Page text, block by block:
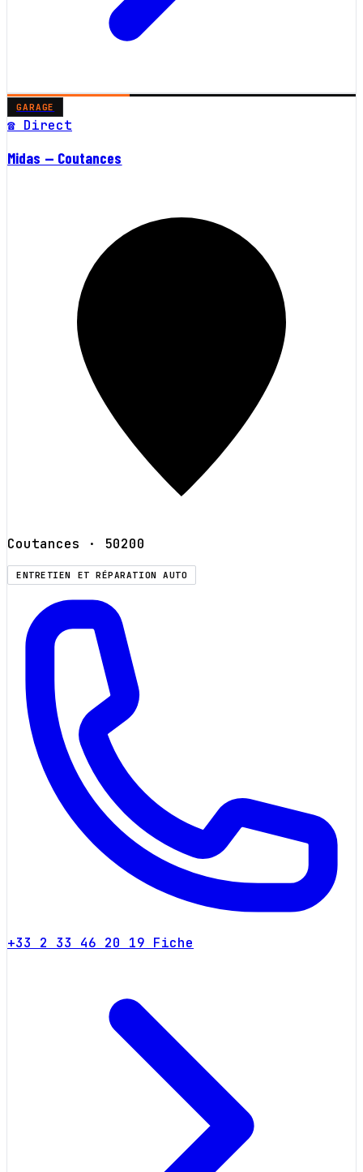
GARAGE
☎ Direct
Midas — Coutances
Coutances · 50200
ENTRETIEN ET RÉPARATION AUTO
+33 2 33 46 20 19 Fiche